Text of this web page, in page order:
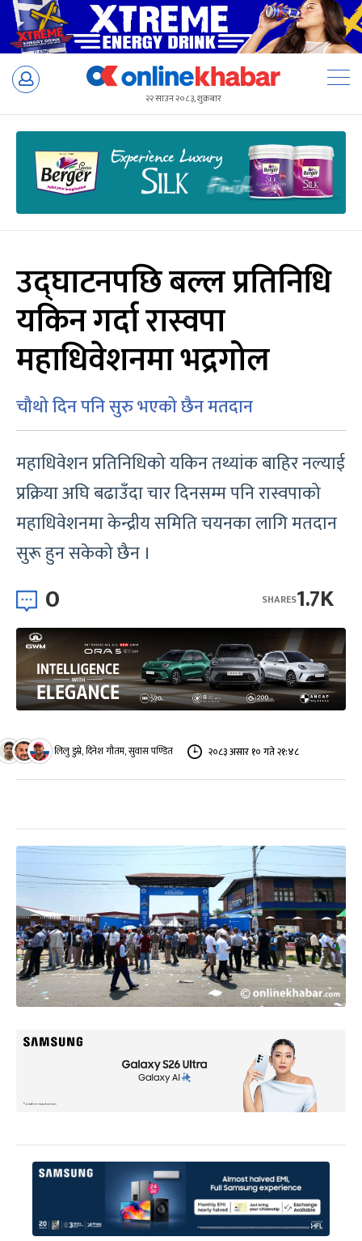
Skip
२२ साउन २०८३, शुक्रबार
उद्घाटनपछि बल्ल प्रतिनिधि
यकिन गर्दा रास्वपा
महाधिवेशनमा भद्रगोल
चौथो दिन पनि सुरु भएको छैन मतदान
महाधिवेशन प्रतिनिधिको यकिन तथ्यांक बाहिर नल्याई
प्रक्रिया अघि बढाउँदा चार दिनसम्म पनि रास्वपाको
महाधिवेशनमा केन्द्रीय समिति चयनका लागि मतदान
सुरू हुन सकेको छैन ।
0 1.7K
SHARES
लिलु डुम्रे, दिनेश गौतम, सुवास पण्डित २०८३ असार १० गते २१:४८